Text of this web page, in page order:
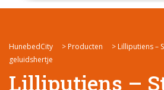
HunebedCity > Producten > Lilliputiens –
geluidshertje
Lilliputiens –